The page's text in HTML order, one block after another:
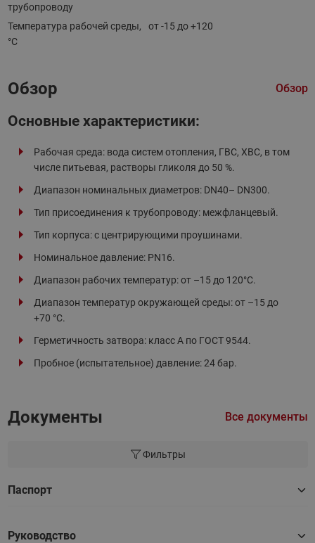
трубопроводу
Температура рабочей среды,
°С
от -15 до +120
Обзор Обзор
Основные характеристики:
Рабочая среда: вода систем отопления, ГВС, ХВС, в том
числе питьевая, растворы гликоля до 50 %.
Диапазон номинальных диаметров: DN40– DN300.
Тип присоединения к трубопроводу: межфланцевый.
Тип корпуса: с центрирующими проушинами.
Номинальное давление: PN16.
Диапазон рабочих температур: от –15 до 120°С.
Диапазон температур окружающей среды: от –15 до
+70 °С.
Герметичность затвора: класс А по ГОСТ 9544.
Пробное (испытательное) давление: 24 бар.
Документы Все документы
Фильтры
Паспорт
Руководство